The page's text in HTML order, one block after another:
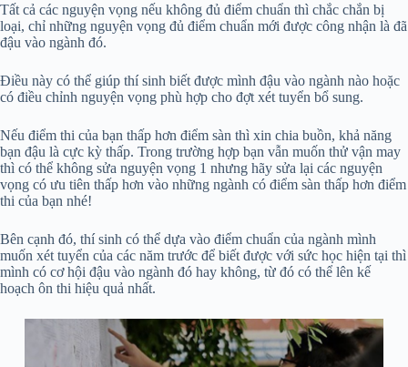
Tất cả các nguyện vọng nếu không đủ điểm chuẩn thì chắc chắn bị
loại, chỉ những nguyện vọng đủ điểm chuẩn mới được công nhận là đã
đậu vào ngành đó.
Điều này có thể giúp thí sinh biết được mình đậu vào ngành nào hoặc
có điều chỉnh nguyện vọng phù hợp cho đợt xét tuyển bổ sung.
Nếu điểm thi của bạn thấp hơn điểm sàn thì xin chia buồn, khả năng
bạn đậu là cực kỳ thấp. Trong trường hợp bạn vẫn muốn thử vận may
thì có thể không sửa nguyện vọng 1 nhưng hãy sửa lại các nguyện
vọng có ưu tiên thấp hơn vào những ngành có điểm sàn thấp hơn điểm
thi của bạn nhé!
Bên cạnh đó, thí sinh có thể dựa vào điểm chuẩn của ngành mình
muốn xét tuyển của các năm trước để biết được với sức học hiện tại thì
mình có cơ hội đậu vào ngành đó hay không, từ đó có thể lên kế
hoạch ôn thi hiệu quả nhất.